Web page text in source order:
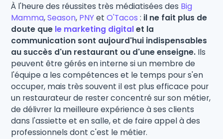
À l'heure des réussites très médiatisées des Big
Mamma,Season, PNYetO'Tacos : il ne fait plus de
doute que le marketing digitalet la
communication sont aujourd'hui indispensables
au succès d'un restaurant ou d'une enseigne. Ils
peuvent être gérés en interne si un membre de
l'équipe a les compétences et le temps pour s'en
occuper, mais très souvent il est plus efficace pour
un restaurateur de rester concentré sur son métier,
de délivrer la meilleure expérience à ses clients
dans l'assiette et en salle, et de faire appel à des
professionnels dont c'est le métier.